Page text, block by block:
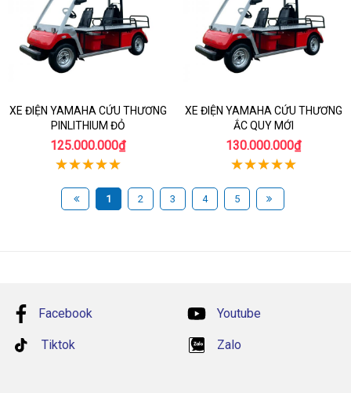
XE ĐIỆN YAMAHA CỨU THƯƠNG
PINLITHIUM ĐỎ
125.000.000₫
XE ĐIỆN YAMAHA CỨU THƯƠNG
ẮC QUY MỚI
130.000.000₫
1 2 3 4 5
Facebook Youtube
Tiktok Zalo